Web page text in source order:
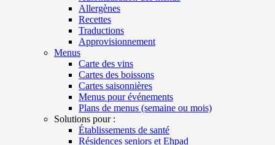
Allergènes
Recettes
Traductions
Approvisionnement
Menus
Carte des vins
Cartes des boissons
Cartes saisonnières
Menus pour événements
Plans de menus (semaine ou mois)
Solutions pour :
Établissements de santé
Résidences seniors et Ehpad